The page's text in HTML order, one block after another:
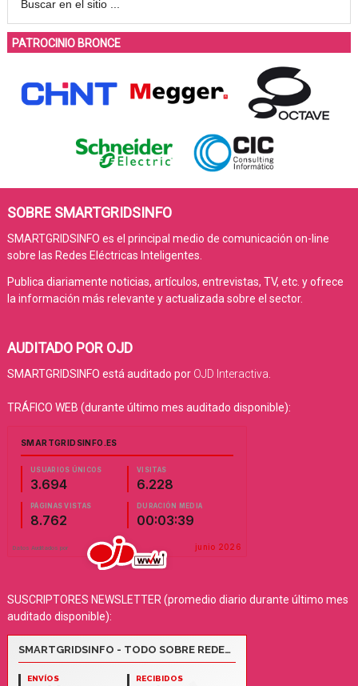
PATROCINIO BRONCE
SOBRE SMARTGRIDSINFO
SMARTGRIDSINFO es el principal medio de comunicación on-line
sobre las Redes Eléctricas Inteligentes.
Publica diariamente noticias, artículos, entrevistas, TV, etc. y ofrece
la información más relevante y actualizada sobre el sector.
AUDITADO POR OJD
SMARTGRIDSINFO está auditado por OJD Interactiva
TRÁFICO WEB (durante último mes auditado disponible):
SUSCRIPTORES NEWSLETTER (promedio diario durante último mes
auditado disponible):